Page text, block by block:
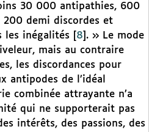
30 000 antipathies, 600
200 demi discordes et
les inégalités
8 . » Le mode
mais au contraire
les discordances pour
antipodes de l’idéal
combinée attrayante n’a
qui ne supporterait pas
intérêts, des passions, des